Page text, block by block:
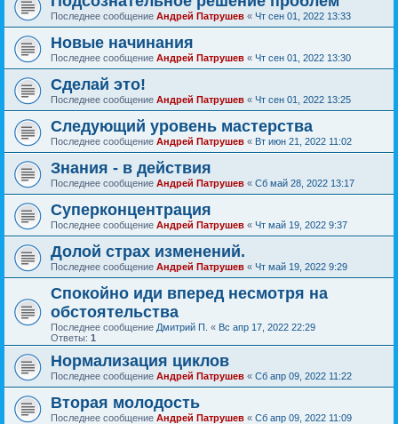
Последнее сообщение Андрей Патрушев « Чт сен 01, 2022 13:33
Новые начинания
Последнее сообщение Андрей Патрушев « Чт сен 01, 2022 13:30
Сделай это!
Последнее сообщение Андрей Патрушев « Чт сен 01, 2022 13:25
Следующий уровень мастерства
Последнее сообщение Андрей Патрушев « Вт июн 21, 2022 11:02
Знания - в действия
Последнее сообщение Андрей Патрушев « Сб май 28, 2022 13:17
Суперконцентрация
Последнее сообщение Андрей Патрушев « Чт май 19, 2022 9:37
Долой страх изменений.
Последнее сообщение Андрей Патрушев « Чт май 19, 2022 9:29
Спокойно иди вперед несмотря на
обстоятельства
Последнее сообщение Дмитрий П. « Вс апр 17, 2022 22:29
Ответы: 1
Нормализация циклов
Последнее сообщение Андрей Патрушев « Сб апр 09, 2022 11:22
Вторая молодость
Последнее сообщение Андрей Патрушев « Сб апр 09, 2022 11:09